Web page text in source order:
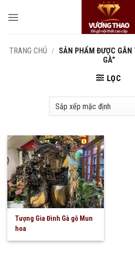
qua
TRANG CHỦ / SẢN PHẨM ĐƯỢC GẮN
GÀ”
LỌC
Tượng Gia Đình Gà gỗ Mun
hoa